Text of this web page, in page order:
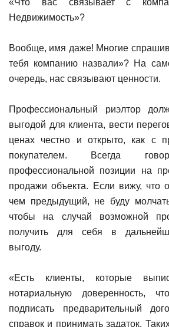
«Что вас связывает с
Недвижимость»?
Вообще, имя даже! Многие
тебя компанию назвали»? На
очередь, нас связывают ценности.
Профессиональный риэлтор
выгодой для клиента, вести
ценах честно и открыто, как с
покупателем. Всегда
профессиональной позиции на
продажи объекта. Если вижу, что
чем предыдущий, не буду
чтобы на случай возможной
получить для себя в
выгоду.
«Есть клиенты, которые
нотариальную доверенность,
подписать предварительный
справок и принимать задаток.